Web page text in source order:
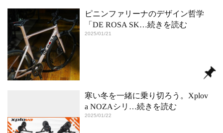
ピニンファリーナのデザイン哲学
「DE ROSA SK…続きを読む
2025/01/21
寒い冬を一緒に乗り切ろう。Xplov
a NOZAシリ …続きを読む
2025/01/22